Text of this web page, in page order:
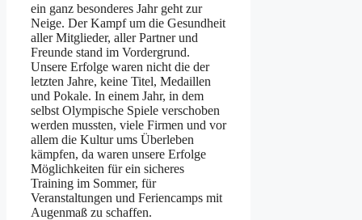
ein ganz besonderes Jahr geht zur
Neige. Der Kampf um die Gesundheit
aller Mitglieder, aller Partner und
Freunde stand im Vordergrund.
Unsere Erfolge waren nicht die der
letzten Jahre, keine Titel, Medaillen
und Pokale. In einem Jahr, in dem
selbst Olympische Spiele verschoben
werden mussten, viele Firmen und vor
allem die Kultur ums Überleben
kämpfen, da waren unsere Erfolge
Möglichkeiten für ein sicheres
Training im Sommer, für
Veranstaltungen und Feriencamps mit
Augenmaß zu schaffen.